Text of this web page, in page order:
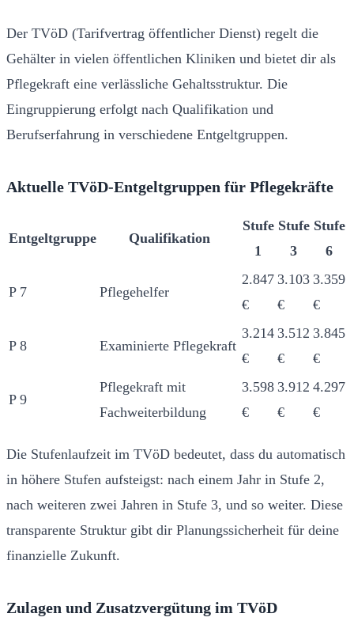
Der TVöD (Tarifvertrag öffentlicher Dienst) regelt die
Gehälter in vielen öffentlichen Kliniken und bietet dir als
Pflegekraft eine verlässliche Gehaltsstruktur. Die
Eingruppierung erfolgt nach Qualifikation und
Berufserfahrung in verschiedene Entgeltgruppen.
Aktuelle TVöD-Entgeltgruppen für Pflegekräfte
Entgeltgruppe Qualifikation
Stufe
1
Stufe
3
Stufe
6
P 7 Pflegehelfer
2.847
€
3.103
€
3.359
€
P 8 Examinierte Pflegekraft
3.214
€
3.512
€
3.845
€
P 9
Pflegekraft mit
Fachweiterbildung
3.598
€
3.912
€
4.297
€
Die Stufenlaufzeit im TVöD bedeutet, dass du automatisch
in höhere Stufen aufsteigst: nach einem Jahr in Stufe 2,
nach weiteren zwei Jahren in Stufe 3, und so weiter. Diese
transparente Struktur gibt dir Planungssicherheit für deine
finanzielle Zukunft.
Zulagen und Zusatzvergütung im TVöD